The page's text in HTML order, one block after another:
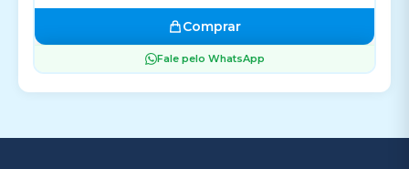
Comprar
Fale pelo WhatsApp